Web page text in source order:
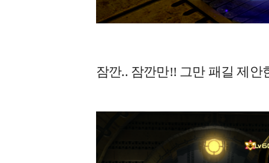
잠깐.. 잠깐만!! 그만 패길 제안